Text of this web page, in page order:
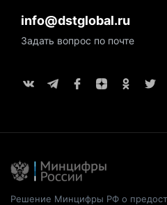
info@dstglobal.ru
Задать вопрос по почте
Решение Минцифры РФ о